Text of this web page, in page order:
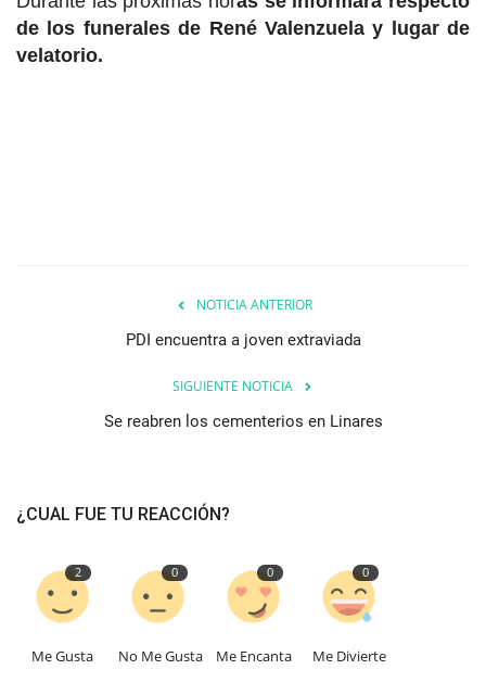
de los funerales de René Valenzuela y lugar de
velatorio.
NOTICIA ANTERIOR
PDI encuentra a joven extraviada
SIGUIENTE NOTICIA
Se reabren los cementerios en Linares
¿CUAL FUE TU REACCIÓN?
2
Me Gusta
0
No Me Gusta
0
Me Encanta
0
Me Divierte